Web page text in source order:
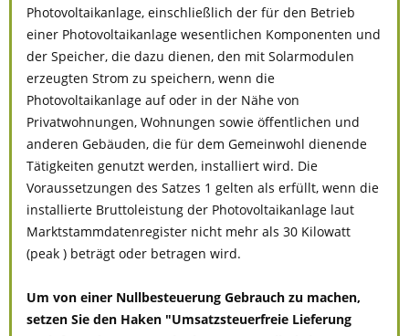
Photovoltaikanlage, einschließlich der für den Betrieb
einer Photovoltaikanlage wesentlichen Komponenten und
der Speicher, die dazu dienen, den mit Solarmodulen
erzeugten Strom zu speichern, wenn die
Photovoltaikanlage auf oder in der Nähe von
Privatwohnungen, Wohnungen sowie öffentlichen und
anderen Gebäuden, die für dem Gemeinwohl dienende
Tätigkeiten genutzt werden, installiert wird. Die
Voraussetzungen des Satzes 1 gelten als erfüllt, wenn die
installierte Bruttoleistung der Photovoltaikanlage laut
Marktstammdatenregister nicht mehr als 30 Kilowatt
(peak ) beträgt oder betragen wird.
Um von einer Nullbesteuerung Gebrauch zu machen,
setzen Sie den Haken "Umsatzsteuerfreie Lieferung